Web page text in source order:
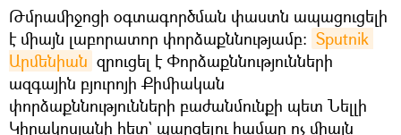
Թմրամիջոցի օգտագործման փաստն ապացուցելի
է միայն լաբորատոր փորձաքննությամբ։ Sputnik
Արմենիան զրուցել է Փորձաքննությունների
ազգային բյուրոյի Քիմիական
փորձաքննությունների բաժանմունքի պետ Նելլի
Կիրակոսյանի հետ` պարզելու համար ոչ միայն